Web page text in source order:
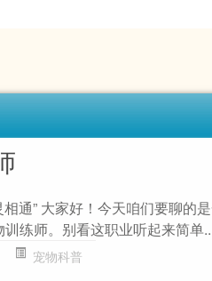
通” 大家好！今天咱们要聊的
练师。别看这职业听起来简单
宠物科普